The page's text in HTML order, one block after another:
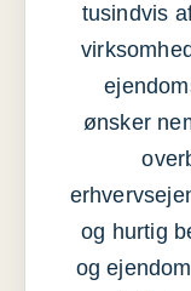
tusindvis
ønsker
og hurtig
og